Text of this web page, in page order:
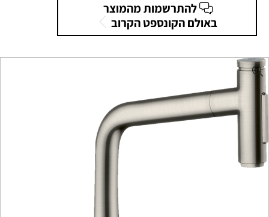
להתרשמות מהמוצר
באולם הקונספט הקרוב